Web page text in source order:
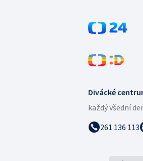
Divácké
každý všední
261 136 113